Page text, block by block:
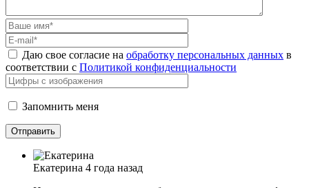
Даю свое согласие на обработку персональных данных в
соответствии с Политикой конфиденциальности
Запомнить меня
Екатерина 4 года назад